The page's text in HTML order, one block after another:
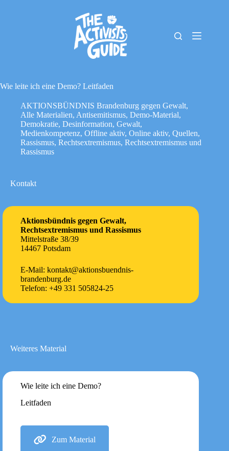
Cookie-
Richtlinie
(EU)
Impressum
Wie leite ich eine Demo? Leitfaden
AKTIONSBÜNDNIS Brandenburg gegen Gewalt,
Alle Materialien, Antisemitismus, Demo-Material,
Demokratie, Desinformation, Gewalt,
Medienkompetenz, Offline aktiv, Online aktiv, Quellen,
Rassismus, Rechtsextremismus, Rechtsextremismus und
Rassismus
Kontakt
Aktionsbündnis gegen Gewalt,
Rechtsextremismus und Rassismus
Mittelstraße 38/39
14467 Potsdam
E-Mail: kontakt@aktionsbuendnis-
brandenburg.de
Telefon: +49 331 505824-25
Weiteres Material
Wie leite ich eine Demo?
Leitfaden
Zum Material